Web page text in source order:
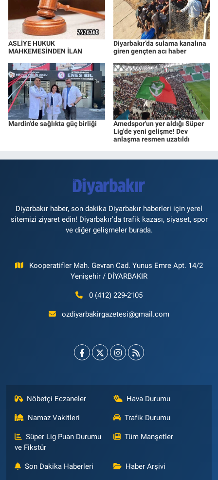
ASLİYE HUKUK
MAHKEMESİNDEN İLAN
Diyarbakır’da sulama kanalına
giren gençten acı haber
Mardin'de sağlıkta güç birliği
Amedspor'un yer aldığı Süper
Lig'de yeni gelişme! Dev
anlaşma resmen uzatıldı
Diyarbakır haber, son dakika Diyarbakır haberleri için yerel
sitemizi ziyaret edin! Diyarbakır'da trafik kazası, siyaset, spor
ve diğer gelişmeler burada.
Kooperatifler Mah. Gevran Cad. Yunus Emre Apt. 14/2
Yenişehir / DİYARBAKIR
0 (412) 229-2105
ozdiyarbakirgazetesi@gmail.com
Nöbetçi Eczaneler Hava Durumu
Namaz Vakitleri Trafik Durumu
Süper Lig Puan Durumu
ve Fikstür
Tüm Manşetler
Son Dakika Haberleri Haber Arşivi